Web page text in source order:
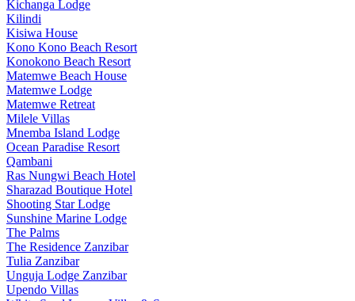
Kichanga Lodge
Kilindi
Kisiwa House
Kono Kono Beach Resort
Konokono Beach Resort
Matemwe Beach House
Matemwe Lodge
Matemwe Retreat
Milele Villas
Mnemba Island Lodge
Ocean Paradise Resort
Qambani
Ras Nungwi Beach Hotel
Sharazad Boutique Hotel
Shooting Star Lodge
Sunshine Marine Lodge
The Palms
The Residence Zanzibar
Tulia Zanzibar
Unguja Lodge Zanzibar
Upendo Villas